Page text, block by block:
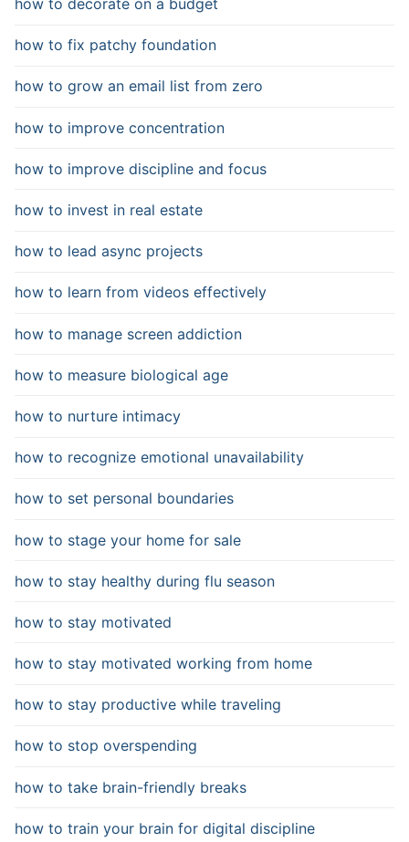
how to decorate on a budget
how to fix patchy foundation
how to grow an email list from zero
how to improve concentration
how to improve discipline and focus
how to invest in real estate
how to lead async projects
how to learn from videos effectively
how to manage screen addiction
how to measure biological age
how to nurture intimacy
how to recognize emotional unavailability
how to set personal boundaries
how to stage your home for sale
how to stay healthy during flu season
how to stay motivated
how to stay motivated working from home
how to stay productive while traveling
how to stop overspending
how to take brain-friendly breaks
how to train your brain for digital discipline